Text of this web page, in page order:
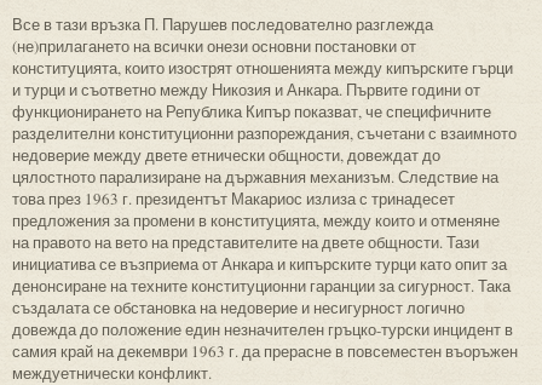
Все в тази връзка П. Парушев последователно разглежда
(не)прилагането на всички онези основни постановки от
конституцията, които изострят отношенията между кипърските гърци
и турци и съответно между Никозия и Анкара. Първите години от
функционирането на Република Кипър показват, че специфичните
разделителни конституционни разпореждания, съчетани с взаимното
недоверие между двете етнически общности, довеждат до
цялостното парализиране на държавния механизъм. Следствие на
това през 1963 г. президентът Макариос излиза с тринадесет
предложения за промени в конституцията, между които и отменяне
на правото на вето на представителите на двете общности. Тази
инициатива се възприема от Анкара и кипърските турци като опит за
денонсиране на техните конституционни гаранции за сигурност. Така
създалата се обстановка на недоверие и несигурност логично
довежда до положение един незначителен гръцко-турски инцидент в
самия край на декември 1963 г. да прерасне в повсеместен въоръжен
междуетнически конфликт.